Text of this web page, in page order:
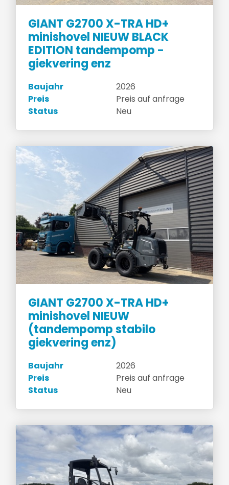
GIANT G2700 X-TRA HD+
minishovel NIEUW BLACK
EDITION tandempomp -
giekvering enz
Baujahr
2026
Preis
Preis auf anfrage
Status
Neu
GIANT G2700 X-TRA HD+
minishovel NIEUW
(tandempomp stabilo
giekvering enz)
Baujahr
2026
Preis
Preis auf anfrage
Status
Neu